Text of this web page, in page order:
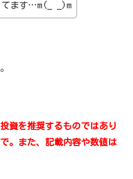
てます…m(_ _)m
資を推奨するものではあり
。また、記載内容や数値は